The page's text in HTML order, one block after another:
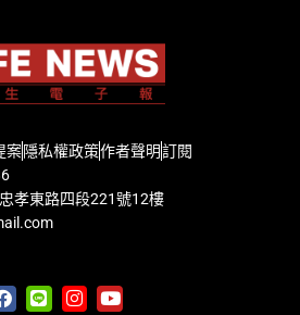
案隱私權政策作者聲明訂閱
孝東路四段221號12樓